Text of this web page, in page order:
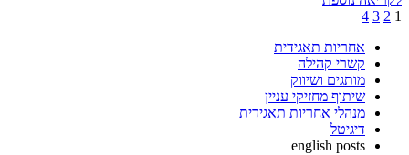
1
2
3
4
אחריות תאגידית
קשרי קהילה
מותגים ושיווק
שיתוף מחזיקי עניין
מנהלי אחריות תאגידית
דיגיטל
english posts